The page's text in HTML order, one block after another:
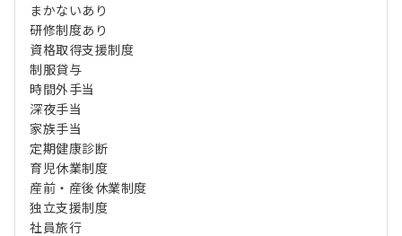
まかないあり
研修制度あり
資格取得支援制度
制服貸与
時間外手当
深夜手当
家族手当
定期健康診断
育児休業制度
産前・産後休業制度
独立支援制度
社員旅行